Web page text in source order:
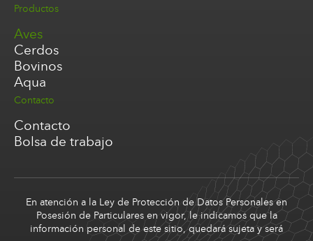
Productos
Aves
Cerdos
Bovinos
Aqua
Contacto
Contacto
Bolsa de trabajo
En atención a la Ley de Protección de Datos Personales en
Posesión de Particulares en vigor, le indicamos que la
información personal de este sitio, quedará sujeta y será